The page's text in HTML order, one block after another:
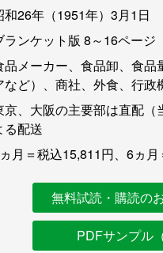
和26年（1951年）3月1日
ランケット版 8～16ページ
品メーカー、食品卸、食品
など）、商社、外食、行政
京、大阪の主要部は直配
る配送
月＝税込15,811円、6ヵ
無料試読・購読の
PDFサンプル